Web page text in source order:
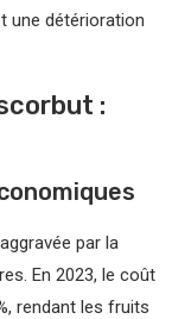
une détérioration
:
par la
En 2023, le coût
rendant les fruits